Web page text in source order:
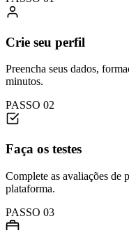
Crie seu perfil
Preencha seus dados,
minutos.
PASSO 02
Faça os testes
Complete as avaliações de
plataforma.
PASSO 03